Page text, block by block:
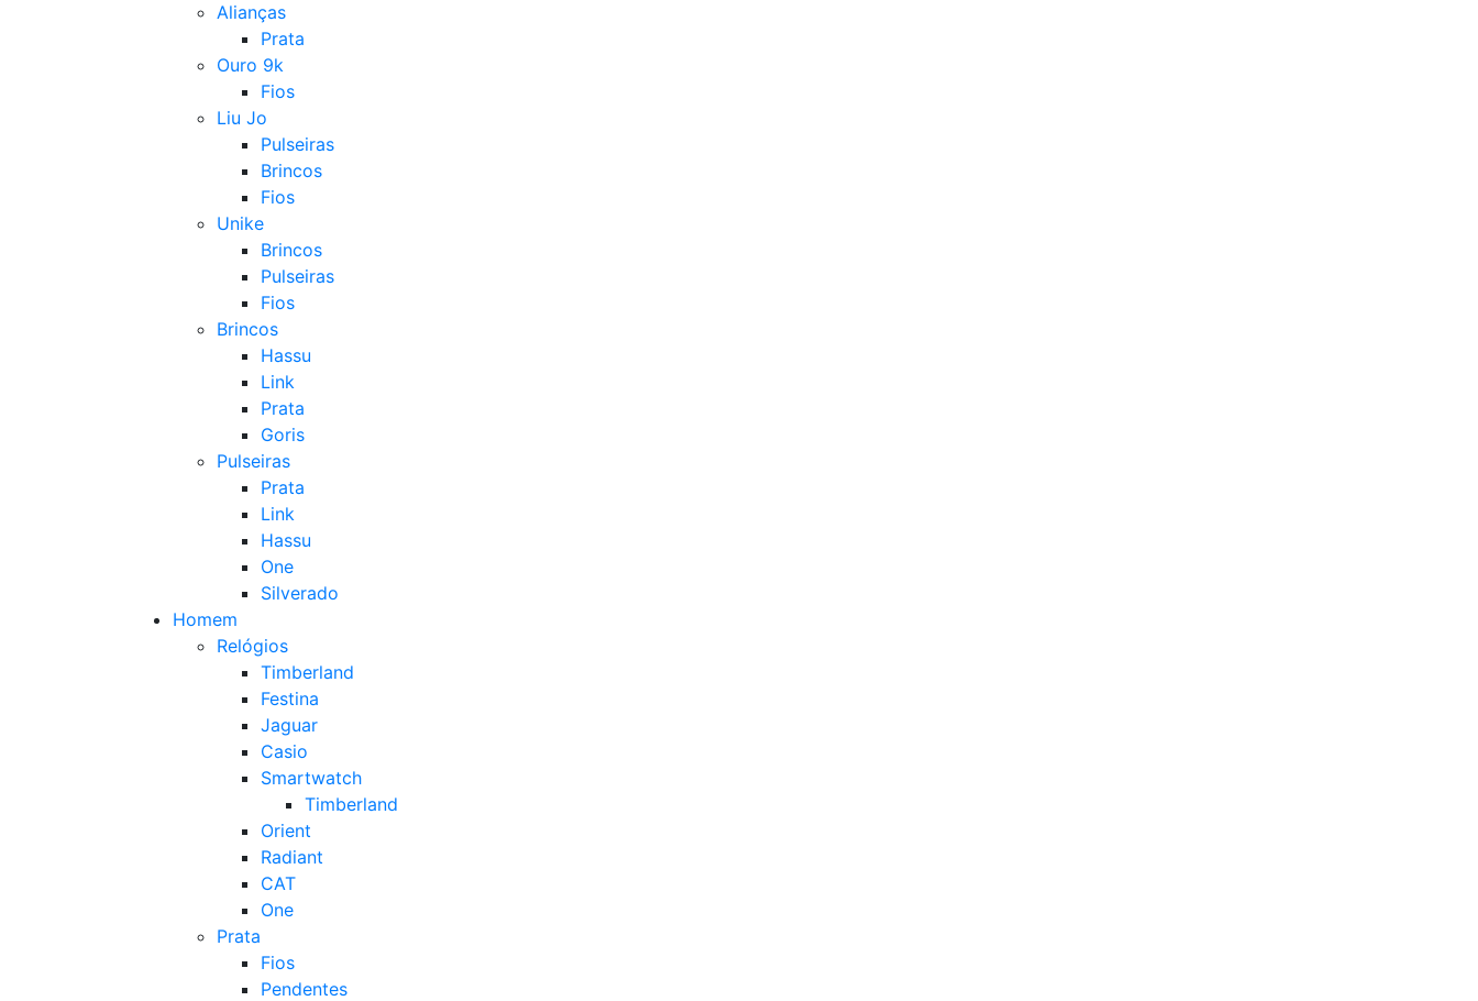
Alianças
Prata
Ouro 9k
Fios
Liu Jo
Pulseiras
Brincos
Fios
Unike
Brincos
Pulseiras
Fios
Brincos
Hassu
Link
Prata
Goris
Pulseiras
Prata
Link
Hassu
One
Silverado
Homem
Relógios
Timberland
Festina
Jaguar
Casio
Smartwatch
Timberland
Orient
Radiant
CAT
One
Prata
Fios
Pendentes